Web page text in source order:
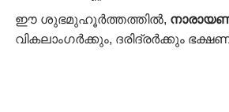
ഈ ശുഭമുഹൂർത്തത്തിൽ,
വികലാംഗർക്കും, ദരിദ്രർക്കും